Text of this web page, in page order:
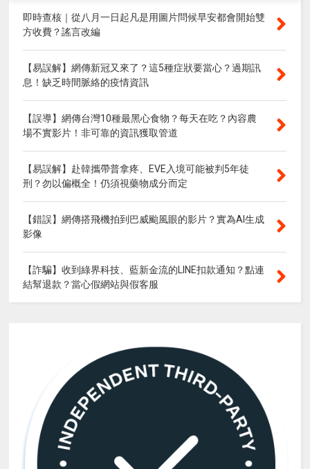
即時查核｜從八月一日起凡是用圖片問候早安都會開始雙
方收費？謠言改編
【易誤解】網傳新冠又來了？這5種症狀要當心？過期訊
息！缺乏時間脈絡的疫情資訊
【誤導】網傳台灣10種最黑心食物？每天在吃？內容農
場不實影片！非可靠的資訊獲取管道
【易誤解】赴韓攜帶普拿疼、EVE入境可能被判5年徒
刑？勿以偏概全！仍須視藥物成分而定
【錯誤】網傳搭飛機拍到巴威颱風眼的影片？實為AI生成
影像
【詐騙】收到綠界科技、藍新金流的LINE扣款通知？點連
結幫退款？當心假網站與假客服